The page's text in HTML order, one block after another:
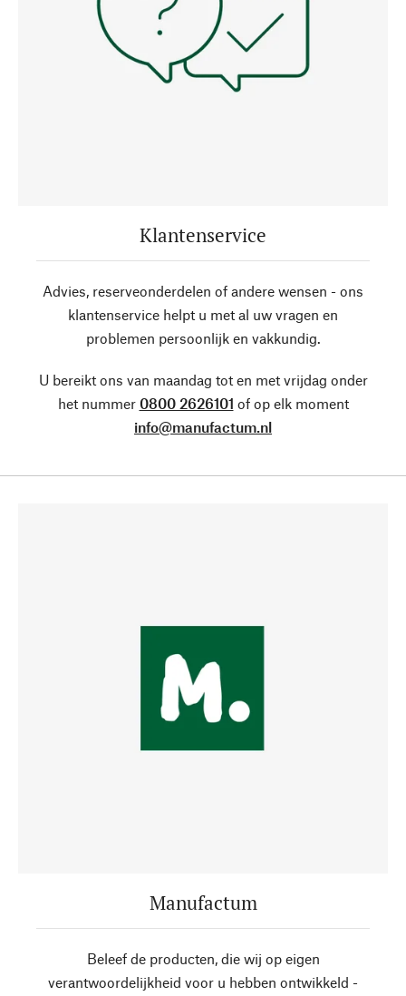
Klantenservice
Advies, reserveonderdelen of andere wensen - ons
klantenservice helpt u met al uw vragen en
problemen persoonlijk en vakkundig.
U bereikt ons van maandag tot en met vrijdag onder
het nummer 0800 2626101 of op elk moment
info@manufactum.nl
Manufactum
Beleef de producten, die wij op eigen
verantwoordelijkheid voor u hebben ontwikkeld -